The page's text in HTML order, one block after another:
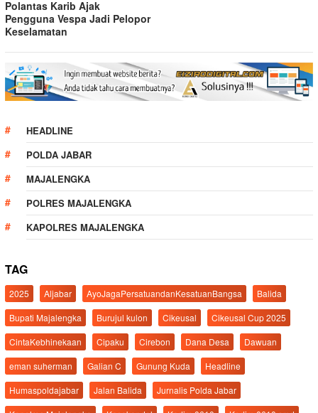
Polantas Karib Ajak
Pengguna Vespa Jadi Pelopor
Keselamatan
HEADLINE
POLDA JABAR
MAJALENGKA
POLRES MAJALENGKA
KAPOLRES MAJALENGKA
TAG
2025 Aljabar AyoJagaPersatuandanKesatuanBangsa
Balida
Bupati Majalengka
Burujul kulon Cikeusal
Cikeusal Cup 2025
CintaKebhinekaan
Cipaku Cirebon Dana Desa
Dawuan
eman suherman
Galian C Gunung Kuda
Headline
Humaspoldajabar
Jalan Balida
Jurnalis Polda Jabar